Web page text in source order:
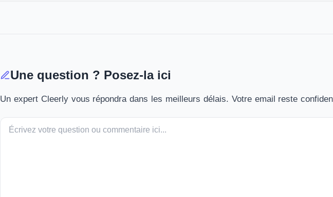
Une question ? Posez-la ici
Un expert Cleerly vous répondra dans les meilleurs délais. Votre email reste
Votre
message